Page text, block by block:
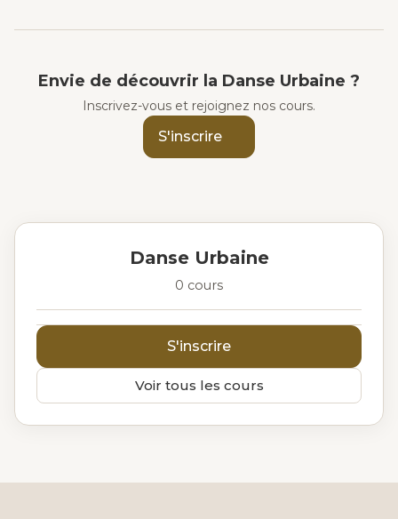
Envie de découvrir la Danse Urbaine ?
Inscrivez-vous et rejoignez nos cours.
S'inscrire
Danse Urbaine
0 cours
S'inscrire
Voir tous les cours